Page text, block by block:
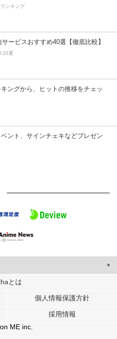
ンキング
ービスおすすめ40選【徹底比較】
20選
ングから、ヒットの推移をチェッ
ント、サインチェキなどプレゼン
ーザーに合わせたコンテンツや広告の
パートナーに提供しています。
が各パートナーに提供した他の情報や、
使用したときに収集した他の情報を組み
とは
個人情報保護方針
採用情報
ME inc.